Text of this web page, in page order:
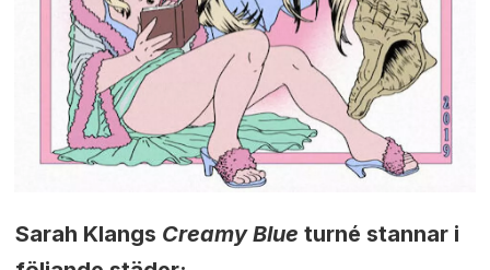
Sarah Klangs Creamy Blue turné stannar i